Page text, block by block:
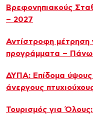
Βρεφονηπιακούς
– 2027
Αντίστροφη μέτρηση
προγράμματα – Πάνω
ΔΥΠΑ: Επίδομα
άνεργους
Τουρισμός για